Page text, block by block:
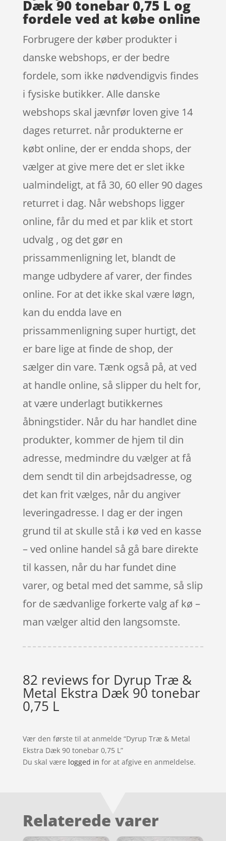
Dæk 90 tonebar 0,75 L og
fordele ved at købe online
Forbrugere der køber produkter i
danske webshops, er der bedre
fordele, som ikke nødvendigvis findes
i fysiske butikker. Alle danske
webshops skal jævnfør loven give 14
dages returret. når produkterne er
købt online, der er endda shops, der
vælger at give mere det er slet ikke
ualmindeligt, at få 30, 60 eller 90 dages
returret i dag. Når webshops ligger
online, får du med et par klik et stort
udvalg , og det gør en
prissammenligning let, blandt de
mange udbydere af varer, der findes
online. For at det ikke skal være løgn,
kan du endda lave en
prissammenligning super hurtigt, det
er bare lige at finde de shop, der
sælger din vare. Tænk også på, at ved
at handle online, så slipper du helt for,
at være underlagt butikkernes
åbningstider. Når du har handlet dine
produkter, kommer de hjem til din
adresse, medmindre du vælger at få
dem sendt til din arbejdsadresse, og
det kan frit vælges, når du angiver
leveringadresse. I dag er der ingen
grund til at skulle stå i kø ved en kasse
– ved online handel så gå bare direkte
til kassen, når du har fundet dine
varer, og betal med det samme, så slip
for de sædvanlige forkerte valg af kø –
man vælger altid den langsomste.
82 reviews for Dyrup Træ &
Metal Ekstra Dæk 90 tonebar
0,75 L
Vær den første til at anmelde “Dyrup Træ & Metal
Ekstra Dæk 90 tonebar 0,75 L”
Du skal være logged in for at afgive en anmeldelse.
Relaterede varer